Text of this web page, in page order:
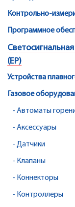
Контрольно-
Программное
(EP)
Устройства
Газовое
- Автоматы
- Аксессуары
- Датчики
- Клапаны
- Коннекторы
- Контроллеры